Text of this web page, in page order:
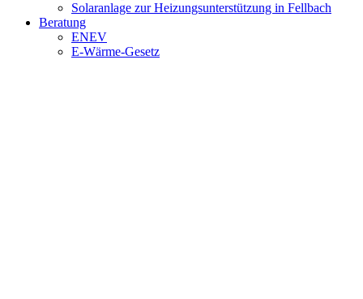
Solaranlage zur Heizungsunterstützung in Fellbach
Beratung
ENEV
E-Wärme-Gesetz